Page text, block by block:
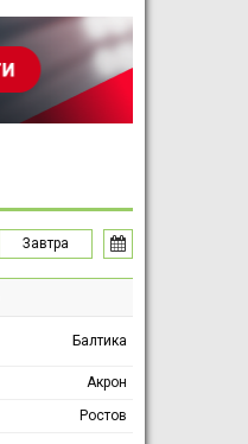
Завтра
Балтика
Акрон
Ростов